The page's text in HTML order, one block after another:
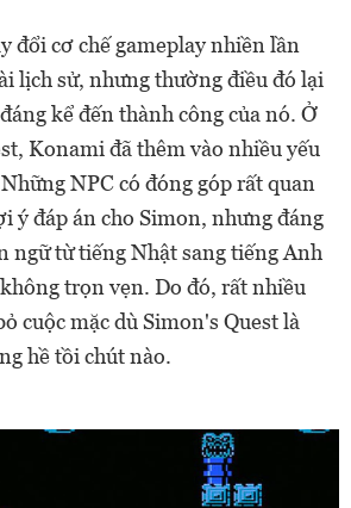
đổi cơ chế gameplay nhiền lần
lịch sử, nhưng thường điều đó lại
kể đến thành công của nó. Ở
Konami đã thêm vào nhiều yếu
NPC có đóng góp rất quan
ý đáp án cho Simon, nhưng đáng
ngữ từ tiếng Nhật sang tiếng Anh
trọn vẹn. Do đó, rất nhiều
cuộc mặc dù Simon's Quest là
hề tồi chút nào.